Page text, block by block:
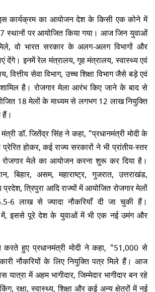
कार्यक्रम का आयोजन देश के किसी एक कोने में
स्थानों पर आयोजित किया गया। आज जिन युवाओं
वो भारत सरकार के अलग-अलग विभागों और
देंगे। इनमें रेल मंत्रालय, गृह मंत्रालय, स्वास्थ्य एवं
वित्तीय सेवा विभाग, उच्च शिक्षा विभाग जैसे बड़े एवं
है। रोजगार मेला आरंभ किए जाने के बाद से
18 मेलों के माध्यम से लगभग 12 लाख नियुक्ति
डॉ. जितेंद्र सिंह ने कहा, "प्रधानमंत्री मोदी के
होकर, कई राज्य सरकारों ने भी प्रांतीय-स्तर
रोजगार मेले का आयोजन करना शुरू कर दिया है।
बिहार, असम, महाराष्ट्र, गुजरात, उत्तराखंड,
त्रिपुरा आदि राज्यों में आयोजित रोजगार मेलों
लाख से ज्यादा नौकरियाँ दी जा चुकी हैं।
में, इससे पूरे देश के युवाओं में भी एक नई उमंग और
करते हुए प्रधानमंत्री मोदी ने कहा, "51,000 से
नौकरियों के लिए नियुक्ति पत्र मिले हैं। आज
में अहम भागीदार, जिम्मेदार भागीदार बन रहे
रक्षा, स्वास्थ्य, शिक्षा और कई अन्य क्षेत्रों में नई